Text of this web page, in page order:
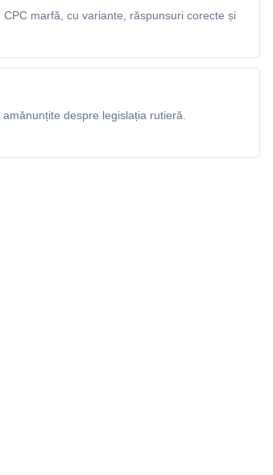
marfă, cu variante, răspunsuri corecte și
despre legislația rutieră.